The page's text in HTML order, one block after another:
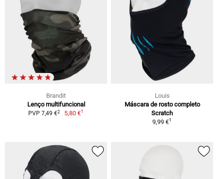
Brandit
Lenço multifuncional
PVP 7,49 €2 5,80 €1
Louis
Máscara de rosto completo
Scratch
9,99 €1